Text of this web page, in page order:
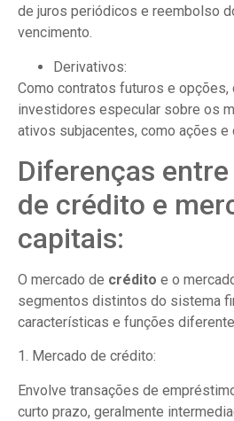
de juros periódicos e reembolso
vencimento.
Derivativos:
Como contratos futuros e opções,
investidores especular sobre os
ativos subjacentes, como ações e
Diferenças
de crédito e
capitais:
O mercado de crédito e o
segmentos distintos do sistema
características e funções
1. Mercado de crédito:
Envolve transações de
curto prazo, geralmente